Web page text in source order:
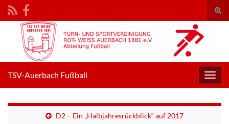
Search for:
TSV-Auerbach Fußball
D2 – Ein „Halbjahresrückblick“ auf 2017